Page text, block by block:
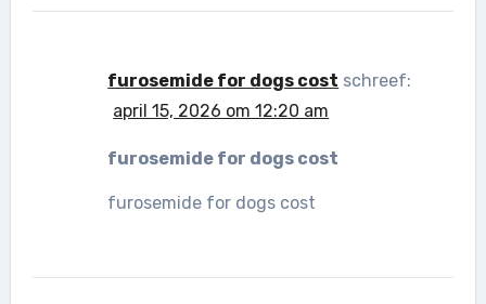
furosemide for dogs cost schreef:
april 15, 2026 om 12:20 am
furosemide for dogs cost
furosemide for dogs cost